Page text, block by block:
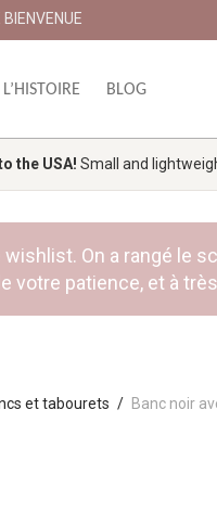
L’HISTOIRE BLOG
the USA! Small and
On a rangé le
votre patience, et à
et tabourets / Banc noir